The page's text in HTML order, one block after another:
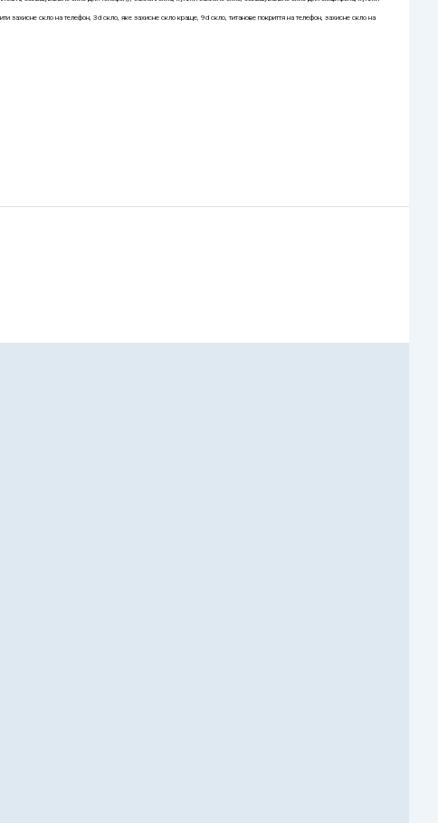
захисне скло на телефон, 3d скло, яке захисне скло краще, 9d скло, титанове покриття на телефон, захисне скло на